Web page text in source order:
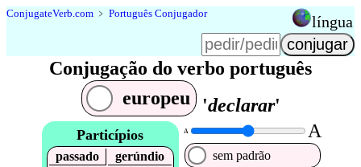
ConjugateVerb.com ﹥ Português Conjugador língua
Conjugação do verbo português
europeu
'declarar'
Particípios
passado
gerúndio
A A
sem padrão